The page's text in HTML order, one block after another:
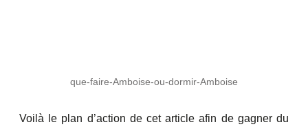
que-faire-Amboise-ou-dormir-Amboise
Voilà le plan d’action de cet article afin de gagner du